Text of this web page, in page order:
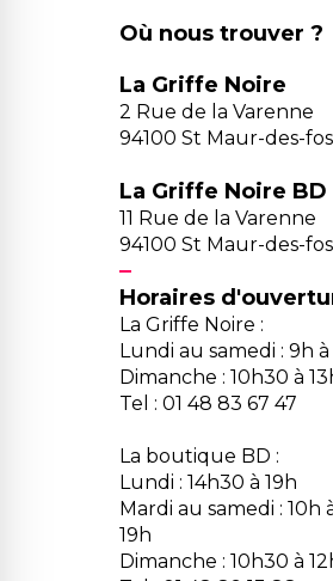
Où nous trouver ?
La Griffe Noire
2 Rue de la Varenne
94100 St Maur-des-
La Griffe Noire BD
11 Rue de la Varenne
94100 St Maur-des-
Horaires
La Griffe Noire :
Lundi au samedi : 9h à
Dimanche : 10h30 à
Tel : 01 48 83 67 47
La boutique BD :
Lundi : 14h30 à 19h
Mardi au samedi : 10h
19h
Dimanche : 10h30 à